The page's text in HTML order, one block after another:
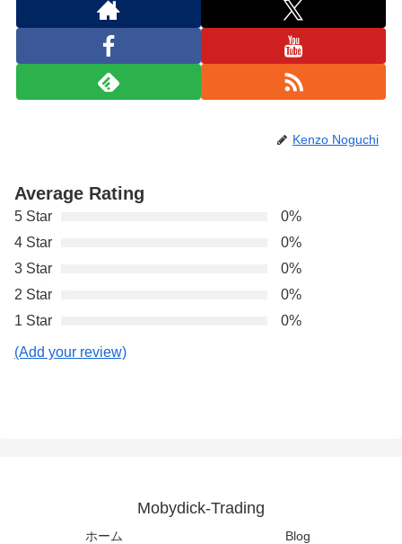
Kenzo Noguchi
Average Rating
5 Star
0%
4 Star
0%
3 Star
0%
2 Star
0%
1 Star
0%
(Add your review)
Mobydick-Trading
ホーム
Blog